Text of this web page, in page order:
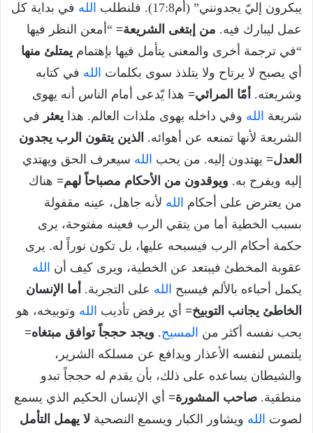
يبكرون إليّ يجدونني” (أم17:8). فلنطلب
الله في بداية كل
عمل ليبارك فيه. من إبتغى الشريعة= “أمعن النظر فيها
“في ترجمة أخرى والمعنى يتأمل فيها بإهتمام يمتلئ منها
أي يصبح لا يرتاح ولا يتلذذ سوى بكلمات الله في كتابه
وشريعته. أمّا المرائي= هذا يّدعى أمام الناس أنه يهوى
شريعة الله وفي داخله يهوى ملذات العالم. هذا يعثر في
الشريعة لأنها تمنعه عن أهوائه. الذين يتقون الرب يجدون
العدل= يهتدون إليه. من يحب الله سيعرف الحق ويهتدي
إليه ويفرح به. ويوقدون من الأحكام مصباحاً لهم= هناك
من يعترض على أحكام الله لأنه جاهل، عينه مقفولة
بسبب الخطية أما من يتقي الرب فعينه مفتوحة، يرى
حكمة أحكام الرب فيسبحه عليها، بل تكون نوراً له. يرى
عقوبة المخطئ فيبتعد عن الخطية، ويرى كيف أن الله
يكمل أحباءه بالألم فيسبح الله على التجربة. أما الإنسان
الخاطئ يجانب التوبيخ= أي يرفض تأديب الله وتوبيخه، هو
يحب نفسه أكثر من المسيح. ويجد حججاً توافق مبتغاه=
يلتمس لنفسه الأعذار ويدافع عن مسلكه الشرير،
والشيطان يساعده على ذلك، بأن يقدم له حججاً تبدو
منطقية. صاحب المشورة= أي الإنسان الحكيم الذي يسمع
لصوت الله ويشاور الكبار ويسمع النصحية لا يهمل التأمل